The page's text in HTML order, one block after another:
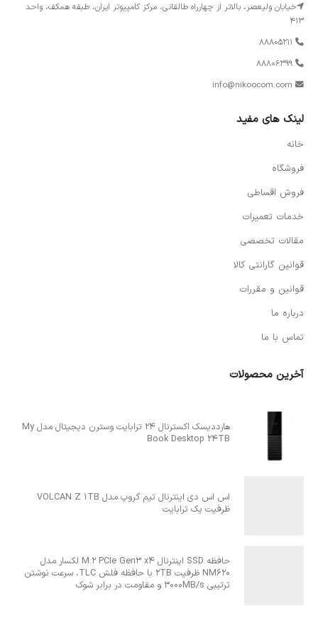
خیابان ولیعصر، بالاتر از چهارراه طالقانی، مرکز کامپیوتر ایران، طبقه همکف، واحد
413
88805211
88806399
info@nikoocom.com
لینک های مفید
خانه
فروشگاه
فروش اقساطی
خدمات تعمیرات
مقالات تخصصی
قوانین گارانتی کالا
قوانین و مقررات
درباره ما
تماس با ما
آخرین محصولات
هارددیسک اکسترنال 24 ترابایت وسترن دیجیتال مدل My
Book Desktop 24TB
اس اس دی اینترنال تیم گروپ مدل VOLCAN Z 1TB
ظرفیت یک ترابایت
حافظه SSD اینترنال M.2 PCIe Gen3 x4 لکسار مدل
NM620 ظرفیت 2TB با حافظه فلش TLC، سرعت نوشتن
ترتیبی 3000MB/s و مقاومت در برابر شوک